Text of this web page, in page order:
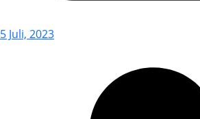
5 Juli, 2023